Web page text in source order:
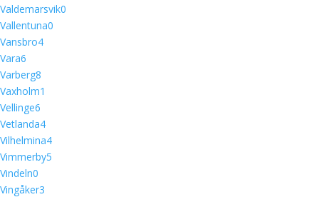
Valdemarsvik0
Vallentuna0
Vansbro4
Vara6
Varberg8
Vaxholm1
Vellinge6
Vetlanda4
Vilhelmina4
Vimmerby5
Vindeln0
Vingåker3